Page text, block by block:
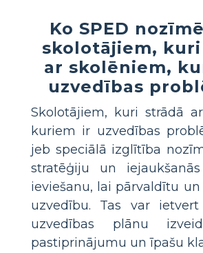
Ko SPED
skolotājiem, kuri
ar skolēniem,
uzvedības
Skolotājiem, kuri strādā
kuriem ir uzvedības
jeb speciālā izglītība
stratēģiju un
ieviešanu, lai pārvaldītu
uzvedību. Tas var
uzvedības plānu
pastiprinājumu un īpašu